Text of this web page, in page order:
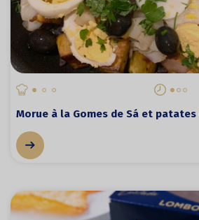
Morue à la Gomes de Sá et